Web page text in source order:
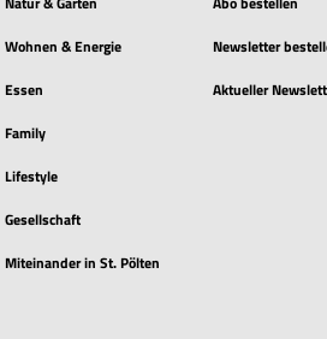
Wohnen & Energie
Essen
Family
Lifestyle
Gesellschaft
Miteinander in St. Pölten
Newsletter
Aktueller